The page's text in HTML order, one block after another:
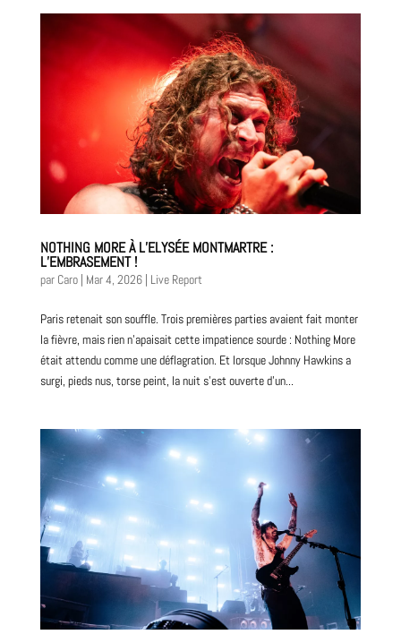
NOTHING MORE À L’ELYSÉE MONTMARTRE :
L’EMBRASEMENT !
par Caro| Mar 4, 2026| Live Report
Paris retenait son souffle. Trois premières parties avaient fait monter
la fièvre, mais rien n’apaisait cette impatience sourde : Nothing More
était attendu comme une déflagration. Et lorsque Johnny Hawkins a
surgi, pieds nus, torse peint, la nuit s’est ouverte d’un...